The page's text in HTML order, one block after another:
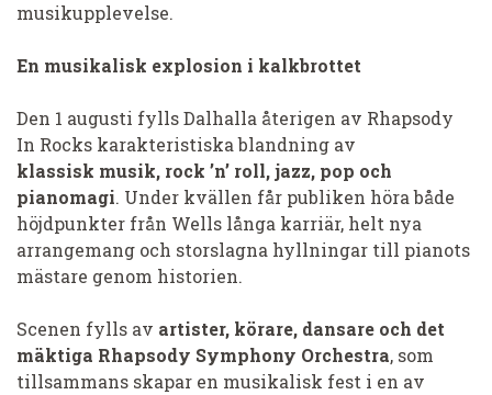
musikupplevelse.
En musikalisk explosion i kalkbrottet
Den 1 augusti fylls Dalhalla återigen av Rhapsody
In Rocks karakteristiska blandning av
klassisk musik, rock ’n’ roll, jazz, pop och
pianomagi. Under kvällen får publiken höra både
höjdpunkter från Wells långa karriär, helt nya
arrangemang och storslagna hyllningar till pianots
mästare genom historien.
Scenen fylls av artister, körare, dansare och det
mäktiga Rhapsody Symphony Orchestra, som
tillsammans skapar en musikalisk fest i en av